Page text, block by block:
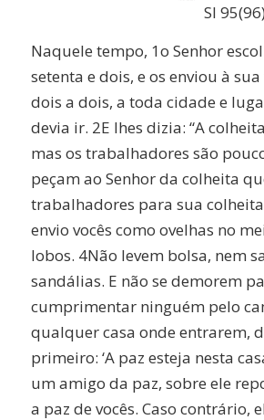
Sl
Naquele tempo, 1o Senhor
setenta e dois, e os enviou à
dois a dois, a toda cidade e
devia ir. 2E lhes dizia: “A
mas os trabalhadores são
peçam ao Senhor da colheita
trabalhadores para sua
envio vocês como ovelhas no
lobos. 4Não levem bolsa, nem
sandálias. E não se demorem
cumprimentar ninguém pelo
qualquer casa onde entrarem,
primeiro: ‘A paz esteja nesta
um amigo da paz, sobre ele
a paz de vocês. Caso contrário,